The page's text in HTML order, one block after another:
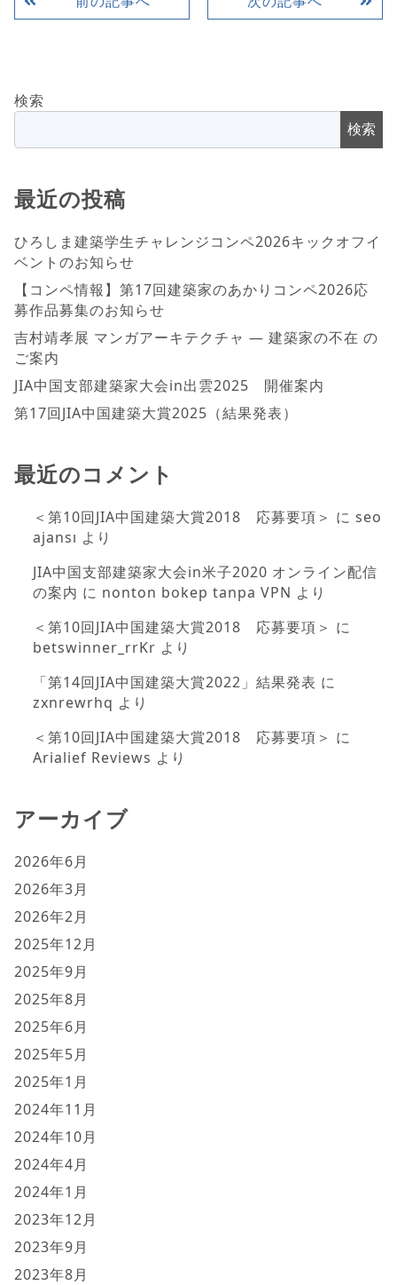
検索
検索
最近の投稿
ひろしま建築学生チャレンジコンペ2026キックオフイ
ベントのお知らせ
【コンペ情報】第17回建築家のあかりコンペ2026応
募作品募集のお知らせ
吉村靖孝展 マンガアーキテクチャ ― 建築家の不在 の
ご案内
JIA中国支部建築家大会in出雲2025 開催案内
第17回JIA中国建築大賞2025（結果発表）
最近のコメント
＜第10回JIA中国建築大賞2018 応募要項＞ に seo
ajansı より
JIA中国支部建築家大会in米子2020 オンライン配信
の案内 に nonton bokep tanpa VPN より
＜第10回JIA中国建築大賞2018 応募要項＞ に
betswinner_rrKr より
「第14回JIA中国建築大賞2022」結果発表 に
zxnrewrhq より
＜第10回JIA中国建築大賞2018 応募要項＞ に
Arialief Reviews より
アーカイブ
2026年6月
2026年3月
2026年2月
2025年12月
2025年9月
2025年8月
2025年6月
2025年5月
2025年1月
2024年11月
2024年10月
2024年4月
2024年1月
2023年12月
2023年9月
2023年8月